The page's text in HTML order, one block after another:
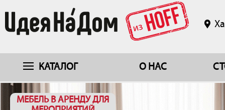
КАТАЛОГ О НАС
МЕБЕЛЬ В АРЕНДУ ДЛЯ